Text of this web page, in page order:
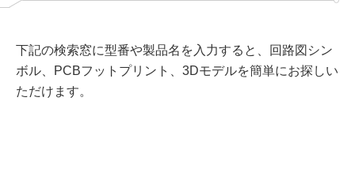
下記の検索窓に型番や製品名を入力すると、回路図シン
ボル、PCBフットプリント、3Dモデルを簡単にお探しい
ただけます。